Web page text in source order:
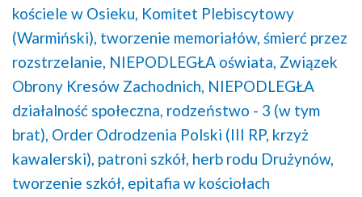
kościele w Osieku, Komitet Plebiscytowy
(Warmiński), tworzenie memoriałów, śmierć przez
rozstrzelanie, NIEPODLEGŁA oświata, Związek
Obrony Kresów Zachodnich, NIEPODLEGŁA
działalność społeczna, rodzeństwo - 3 (w tym
brat), Order Odrodzenia Polski (III RP, krzyż
kawalerski), patroni szkół, herb rodu Drużynów,
tworzenie szkół, epitafia w kościołach